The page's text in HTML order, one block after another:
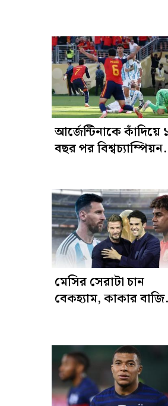
আর্জেন্টিনাকে কাঁদিয়ে
বছর পর বিশ্বচ্যাম্পিয়ন
মেসির সেরাটা চান
বেকহ্যাম, কাকার বাজি